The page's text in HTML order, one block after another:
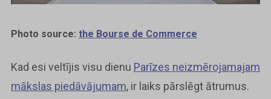
Photo source: the Bourse de Commerce
Kad esi veltījis visu dienu Parīzes neizmērojamajam
mākslas piedāvājumam, ir laiks pārslēgt ātrumus.